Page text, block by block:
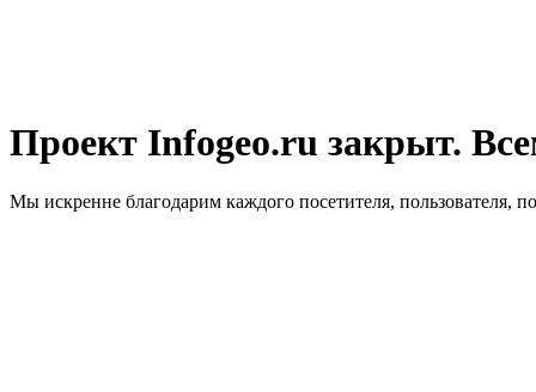
Проект Infogeo.ru закрыт.
Мы искренне благодарим каждого посетителя, пользователя,